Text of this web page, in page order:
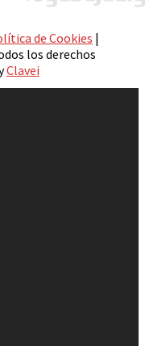
de Cookies |
los derechos
Clavei